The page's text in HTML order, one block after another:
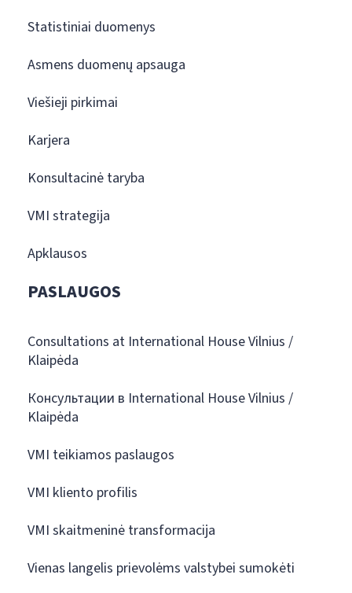
Statistiniai duomenys
Asmens duomenų apsauga
Viešieji pirkimai
Karjera
Konsultacinė taryba
VMI strategija
Apklausos
PASLAUGOS
Consultations at International House Vilnius /
Klaipėda
Консультации в International House Vilnius /
Klaipėda
VMI teikiamos paslaugos
VMI kliento profilis
VMI skaitmeninė transformacija
Vienas langelis prievolėms valstybei sumokėti